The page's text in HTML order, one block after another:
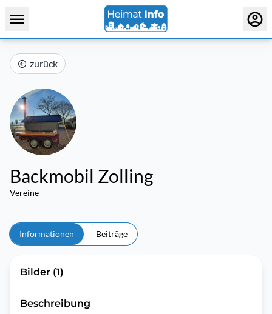
zurück
Backmobil Zolling
Vereine
Informationen Beiträge
Bilder (1)
Beschreibung